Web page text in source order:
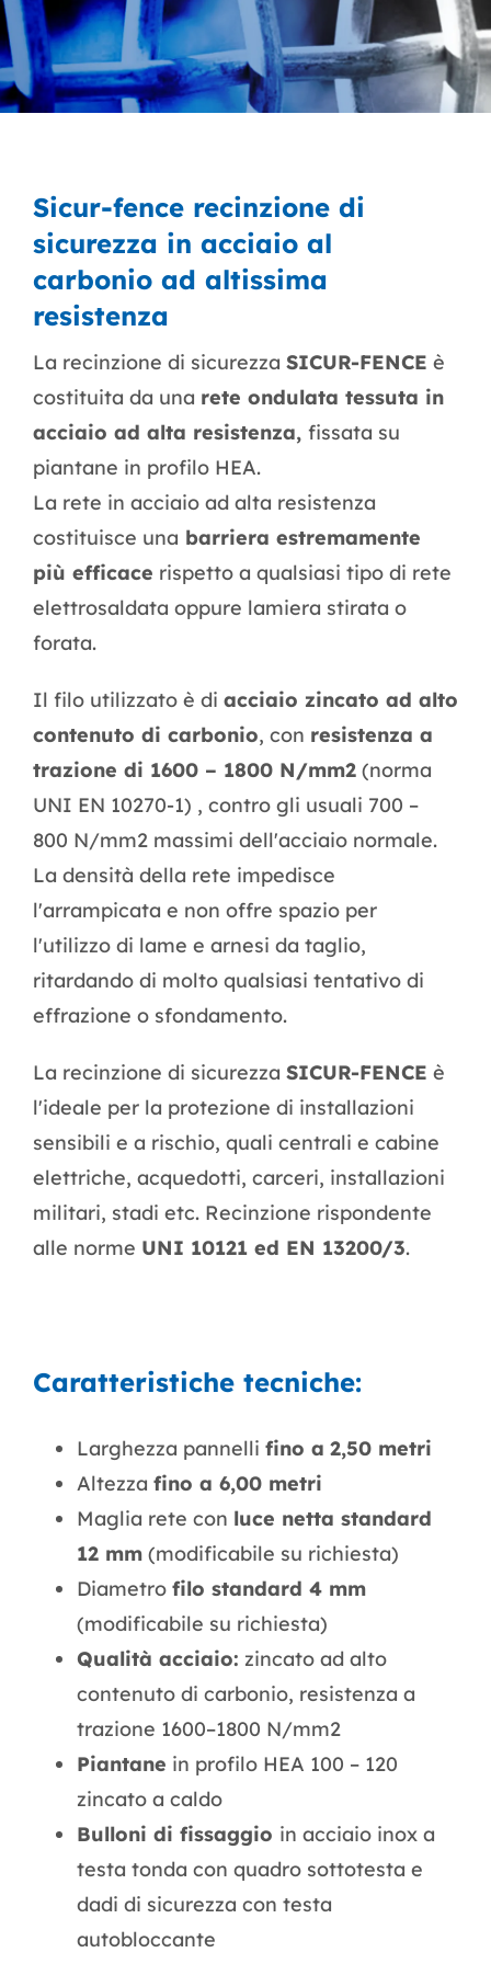
Sicur-fence recinzione di
sicurezza in acciaio al
carbonio ad altissima
resistenza
La recinzione di sicurezza SICUR-FENCE è
costituita da una rete ondulata tessuta in
acciaio ad alta resistenza, fissata su
piantane in profilo HEA.
La rete in acciaio ad alta resistenza
costituisce una barriera estremamente
più efficace rispetto a qualsiasi tipo di rete
elettrosaldata oppure lamiera stirata o
forata.
Il filo utilizzato è di acciaio zincato ad alto
contenuto di carbonio, con resistenza a
trazione di 1600 – 1800 N/mm2(norma
UNI EN 10270-1) , contro gli usuali 700 –
800 N/mm2 massimi dell'acciaio normale.
La densità della rete impedisce
l'arrampicata e non offre spazio per
l'utilizzo di lame e arnesi da taglio,
ritardando di molto qualsiasi tentativo di
effrazione o sfondamento.
La recinzione di sicurezza SICUR-FENCE è
l'ideale per la protezione di installazioni
sensibili e a rischio, quali centrali e cabine
elettriche, acquedotti, carceri, installazioni
militari, stadi etc. Recinzione rispondente
alle norme UNI 10121 ed EN 13200/3.
Caratteristiche tecniche:
Larghezza pannelli fino a 2,50 metri
Altezza fino a 6,00 metri
Maglia rete con luce netta standard
12 mm(modificabile su richiesta)
Diametro filo standard 4 mm
(modificabile su richiesta)
Qualità acciaio: zincato ad alto
contenuto di carbonio, resistenza a
trazione 1600–1800 N/mm2
Piantane in profilo HEA 100 – 120
zincato a caldo
Bulloni di fissaggio in acciaio inox a
testa tonda con quadro sottotesta e
dadi di sicurezza con testa
autobloccante